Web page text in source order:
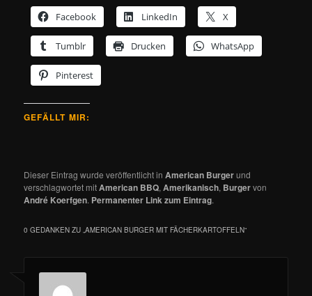
Facebook
LinkedIn X
Tumblr Drucken WhatsApp
Pinterest
GEFÄLLT MIR:
Dieser Eintrag wurde veröffentlicht inAmerican Burgerund
verschlagwortet mitAmerican BBQ,Amerikanisch, Burgervon
André Koerfgen. Permanenter Link zum Eintrag.
0 GEDANKEN ZU „AMERICAN BURGER MIT FÄCHERKARTOFFELN“